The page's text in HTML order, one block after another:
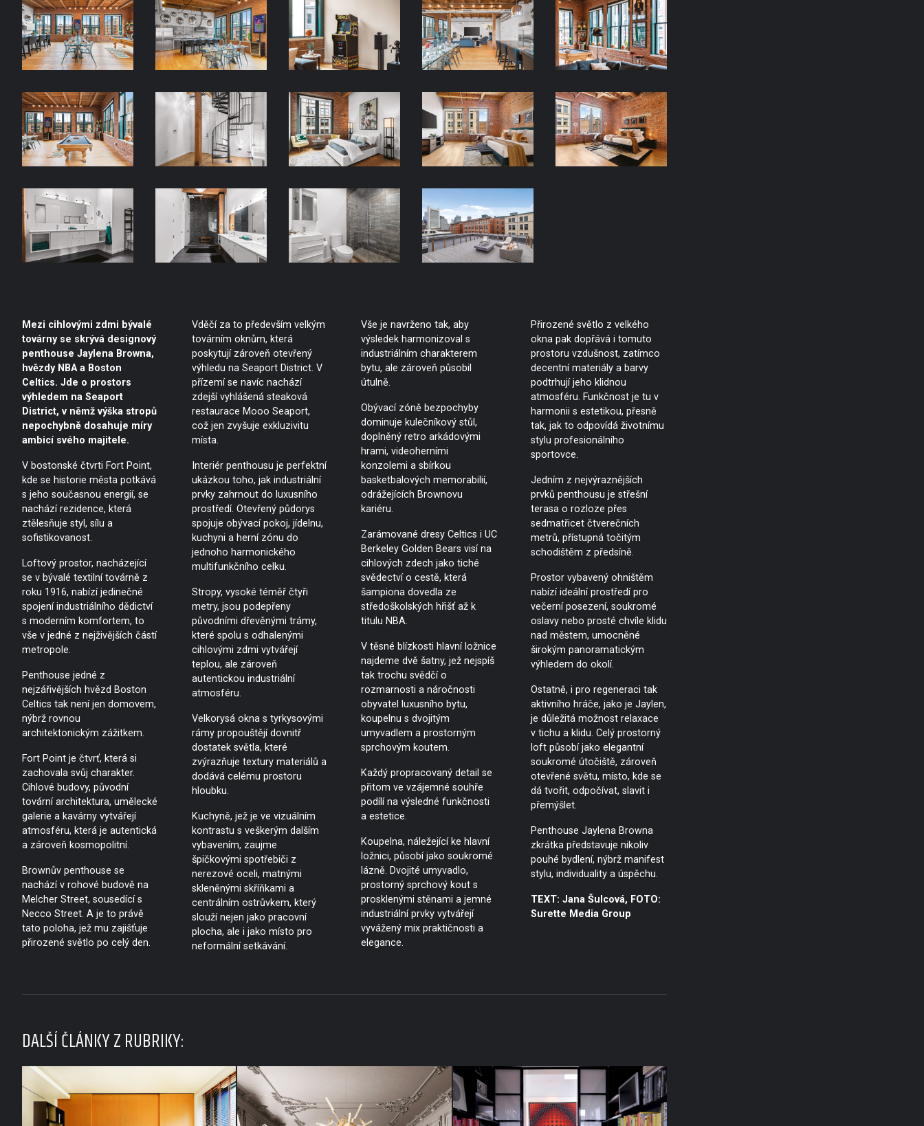
Mezi cihlovými zdmi bývalé
továrny se skrývá designový
penthouse Jaylena Browna,
hvězdy NBA a Boston
Celtics. Jde o prostors
výhledem na Seaport
District, v němž výška stropů
nepochybně dosahuje míry
ambicí svého majitele.
V bostonské čtvrti Fort Point,
kde se historie města potkává
s jeho současnou energií, se
nachází rezidence, která
ztělesňuje styl, sílu a
sofistikovanost.
Loftový prostor, nacházející
se v bývalé textilní továrně z
roku 1916, nabízí jedinečné
spojení industriálního dědictví
s moderním komfortem, to
vše v jedné z nejživějších částí
metropole.
Penthouse jedné z
nejzářivějších hvězd Boston
Celtics tak není jen domovem,
nýbrž rovnou
architektonickým zážitkem.
Fort Point je čtvrť, která si
zachovala svůj charakter.
Cihlové budovy, původní
tovární architektura, umělecké
galerie a kavárny vytvářejí
atmosféru, která je autentická
a zároveň kosmopolitní.
Brownův penthouse se
nachází v rohové budově na
Melcher Street, sousedící s
Necco Street. A je to právě
tato poloha, jež mu zajišťuje
přirozené světlo po celý den.
Vděčí za to především velkým
továrním oknům, která
poskytují zároveň otevřený
výhledu na Seaport District. V
přízemí se navíc nachází
zdejší vyhlášená steaková
restaurace Mooo Seaport,
což jen zvyšuje exkluzivitu
místa.
Interiér penthousu je perfektní
ukázkou toho, jak industriální
prvky zahrnout do luxusního
prostředí. Otevřený půdorys
spojuje obývací pokoj, jídelnu,
kuchyni a herní zónu do
jednoho harmonického
multifunkčního celku.
Stropy, vysoké téměř čtyři
metry, jsou podepřeny
původními dřevěnými trámy,
které spolu s odhalenými
cihlovými zdmi vytvářejí
teplou, ale zároveň
autentickou industriální
atmosféru.
Velkorysá okna s tyrkysovými
rámy propouštějí dovnitř
dostatek světla, které
zvýrazňuje textury materiálů a
dodává celému prostoru
hloubku.
Kuchyně, jež je ve vizuálním
kontrastu s veškerým dalším
vybavením, zaujme
špičkovými spotřebiči z
nerezové oceli, matnými
skleněnými skříňkami a
centrálním ostrůvkem, který
slouží nejen jako pracovní
plocha, ale i jako místo pro
neformální setkávání.
Vše je navrženo tak, aby
výsledek harmonizoval s
industriálním charakterem
bytu, ale zároveň působil
útulně.
Obývací zóně bezpochyby
dominuje kulečníkový stůl,
doplněný retro arkádovými
hrami, videoherními
konzolemi a sbírkou
basketbalových memorabilií,
odrážejících Brownovu
kariéru.
Zarámované dresy Celtics i UC
Berkeley Golden Bears visí na
cihlových zdech jako tiché
svědectví o cestě, která
šampiona dovedla ze
středoškolských hřišť až k
titulu NBA.
V těsné blízkosti hlavní ložnice
najdeme dvě šatny, jež nejspíš
tak trochu svědčí o
rozmarnosti a náročnosti
obyvatel luxusního bytu,
koupelnu s dvojitým
umyvadlem a prostorným
sprchovým koutem.
Každý propracovaný detail se
přitom ve vzájemné souhře
podílí na výsledné funkčnosti
a estetice.
Koupelna, náležející ke hlavní
ložnici, působí jako soukromé
lázně. Dvojité umyvadlo,
prostorný sprchový kout s
prosklenými stěnami a jemné
industriální prvky vytvářejí
vyvážený mix praktičnosti a
elegance.
Přirozené světlo z velkého
okna pak dopřává i tomuto
prostoru vzdušnost, zatímco
decentní materiály a barvy
podtrhují jeho klidnou
atmosféru. Funkčnost je tu v
harmonii s estetikou, přesně
tak, jak to odpovídá životnímu
stylu profesionálního
sportovce.
Jedním z nejvýraznějších
prvků penthousu je střešní
terasa o rozloze přes
sedmatřicet čtverečních
metrů, přístupná točitým
schodištěm z předsíně.
Prostor vybavený ohništěm
nabízí ideální prostředí pro
večerní posezení, soukromé
oslavy nebo prosté chvíle klidu
nad městem, umocněné
širokým panoramatickým
výhledem do okolí.
Ostatně, i pro regeneraci tak
aktivního hráče, jako je Jaylen,
je důležitá možnost relaxace
v tichu a klidu. Celý prostorný
loft působí jako elegantní
soukromé útočiště, zároveň
otevřené světu, místo, kde se
dá tvořit, odpočívat, slavit i
přemýšlet.
Penthouse Jaylena Browna
zkrátka představuje nikoliv
pouhé bydlení, nýbrž manifest
stylu, individuality a úspěchu.
TEXT: Jana Šulcová, FOTO:
Surette Media Group
DALŠÍ ČLÁNKY Z RUBRIKY: